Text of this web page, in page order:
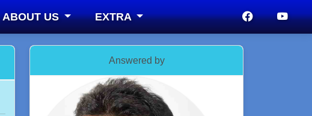
ABOUT US EXTRA
Answered by